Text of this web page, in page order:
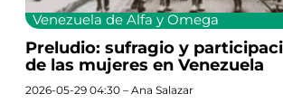
Venezuela de Alfa y Omega
Preludio: sufragio y
de las mujeres en Venezuela
2026-05-29 04:30 – Ana Salazar